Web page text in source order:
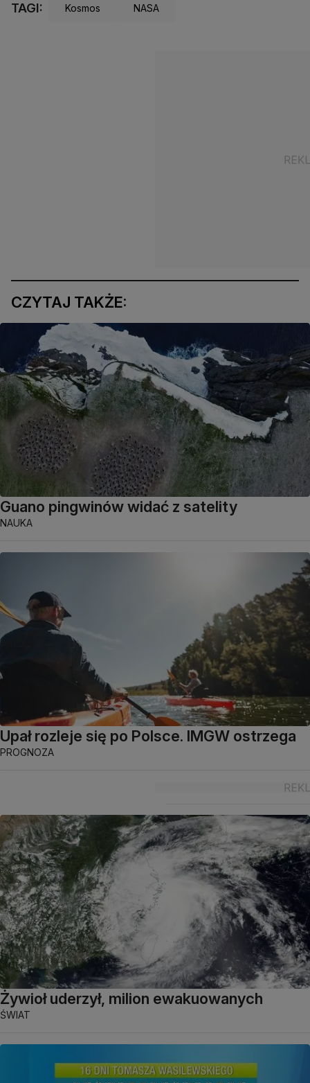
TAGI: Kosmos NASA
CZYTAJ TAKŻE:
Guano pingwinów widać z satelity
NAUKA
Upał rozleje się po Polsce. IMGW ostrzega
PROGNOZA
Żywioł uderzył, milion ewakuowanych
ŚWIAT